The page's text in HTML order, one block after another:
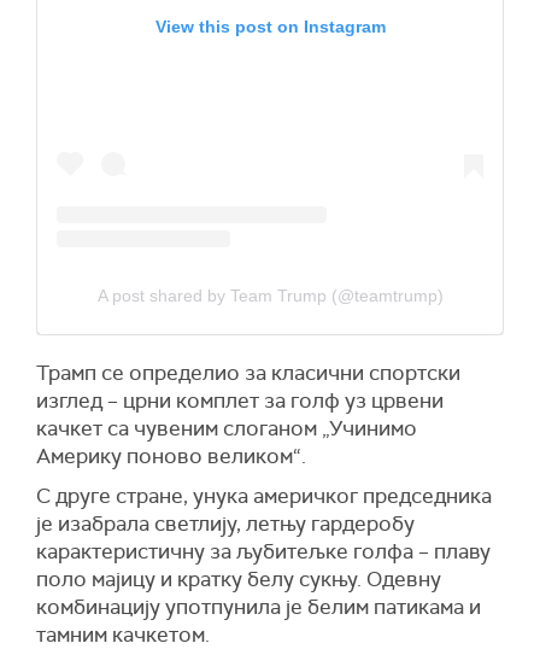
View this post on Instagram
A post shared by Team Trump (@teamtrump)
Трамп се определио за класични спортски
изглед – црни комплет за голф уз црвени
качкет са чувеним слоганом „Учинимо
Америку поново великом“.
С друге стране, унука америчког председника
је изабрала светлију, летњу гардеробу
карактеристичну за љубитељке голфа – плаву
поло мајицу и кратку белу сукњу. Одевну
комбинацију употпунила је белим патикама и
тамним качкетом.